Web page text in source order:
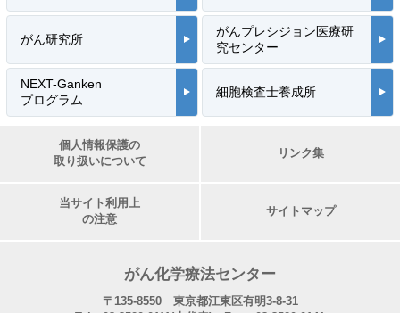
がん研究所
がんプレシジョン医療研
究センター
NEXT-Ganken
プログラム
細胞検査士養成所
がん化学療法センター
〒135-8550 東京都江東区有明3-8-31
個人情報保護の
取り扱いについて
リンク集
当サイト利用上
の注意
サイトマップ